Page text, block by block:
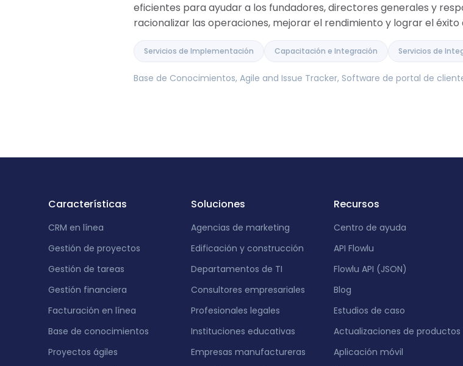
Arabia Saudita
eficientes para ayudar a los fundadores, directores generales y
racionalizar las operaciones, mejorar el rendimiento y lograr el éxito
Servicios de Implementación Capacitación e Integración Servicios de
Base de Conocimientos, Agile and Issue Tracker, Software de portal de
Características
CRM en línea
Gestión de proyectos
Gestión de tareas
Gestión financiera
Facturación en línea
Base de conocimientos
Proyectos ágiles
Soluciones
Agencias de marketing
Edificación y construcción
Departamentos de TI
Consultores empresariales
Profesionales legales
Instituciones educativas
Empresas manufactureras
Recursos
Centro de ayuda
API Flowlu
Flowlu API (JSON)
Blog
Estudios de caso
Actualizaciones de productos
Aplicación móvil